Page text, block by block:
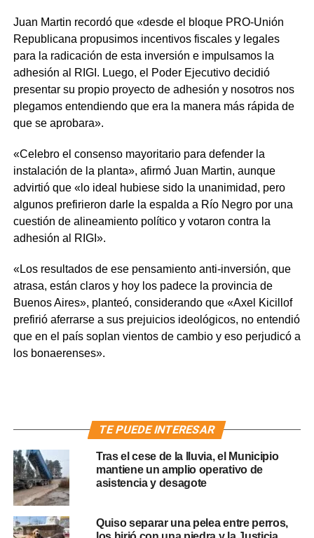
Juan Martin recordó que «desde el bloque PRO-Unión
Republicana propusimos incentivos fiscales y legales
para la radicación de esta inversión e impulsamos la
adhesión al RIGI. Luego, el Poder Ejecutivo decidió
presentar su propio proyecto de adhesión y nosotros nos
plegamos entendiendo que era la manera más rápida de
que se aprobara».
«Celebro el consenso mayoritario para defender la
instalación de la planta», afirmó Juan Martin, aunque
advirtió que «lo ideal hubiese sido la unanimidad, pero
algunos prefirieron darle la espalda a Río Negro por una
cuestión de alineamiento político y votaron contra la
adhesión al RIGI».
«Los resultados de ese pensamiento anti-inversión, que
atrasa, están claros y hoy los padece la provincia de
Buenos Aires», planteó, considerando que «Axel Kicillof
prefirió aferrarse a sus prejuicios ideológicos, no entendió
que en el país soplan vientos de cambio y eso perjudicó a
los bonaerenses».
TE PUEDE INTERESAR
Tras el cese de la lluvia, el Municipio
mantiene un amplio operativo de
asistencia y desagote
Quiso separar una pelea entre perros,